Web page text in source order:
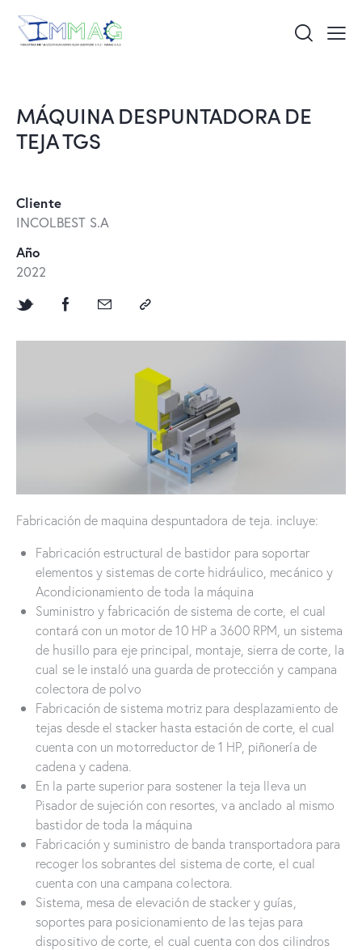
MÁQUINA DESPUNTADORA DE
TEJA TGS
Cliente
INCOLBEST S.A
Año
2022
Fabricación de maquina despuntadora de teja. incluye:
Fabricación estructural de bastidor para soportar
elementos y sistemas de corte hidráulico, mecánico y
Acondicionamiento de toda la máquina
Suministro y fabricación de sistema de corte, el cual
contará con un motor de 10 HP a 3600 RPM, un sistema
de husillo para eje principal, montaje, sierra de corte, la
cual se le instaló una guarda de protección y campana
colectora de polvo
Fabricación de sistema motriz para desplazamiento de
tejas desde el stacker hasta estación de corte, el cual
cuenta con un motorreductor de 1 HP, piñonería de
cadena y cadena.
En la parte superior para sostener la teja lleva un
Pisador de sujeción con resortes, va anclado al mismo
bastidor de toda la máquina
Fabricación y suministro de banda transportadora para
recoger los sobrantes del sistema de corte, el cual
cuenta con una campana colectora.
Sistema, mesa de elevación de stacker y guías,
soportes para posicionamiento de las tejas para
dispositivo de corte, el cual cuenta con dos cilindros